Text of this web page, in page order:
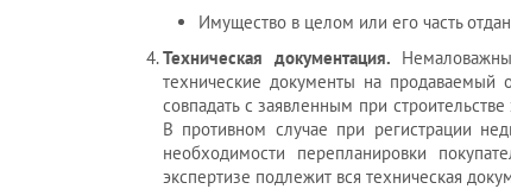
Имущество в целом или его часть
Техническая документация.
технические документы на продаваемый
совпадать с заявленным при
В противном случае при регистрации
необходимости перепланировки
экспертизе подлежит вся техническая